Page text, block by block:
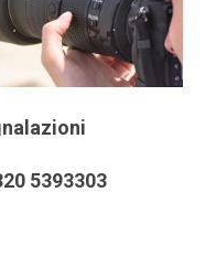
5393303